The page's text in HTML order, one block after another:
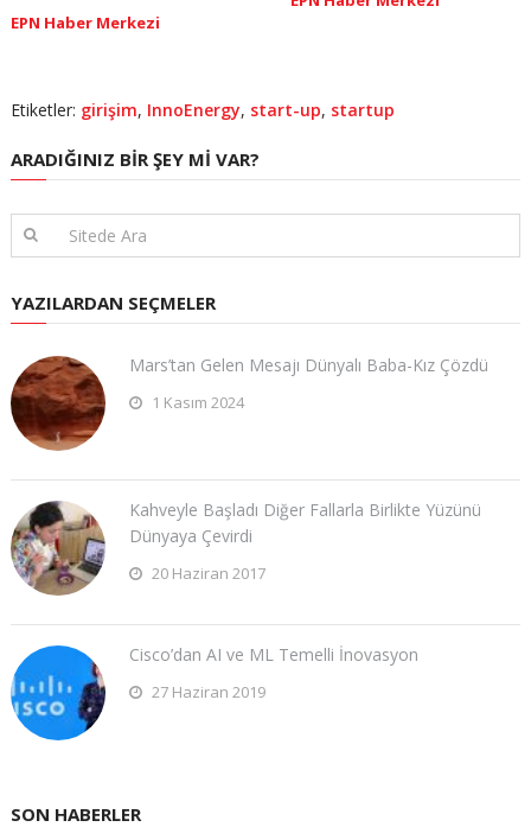
EPN Haber Merkezi
Etiketler: girişim, InnoEnergy, start-up, startup
ARADIĞINIZ BIR ŞEY MI VAR?
YAZILARDAN SEÇMELER
Mars’tan Gelen Mesajı Dünyalı Baba-Kız Çözdü
1 Kasım 2024
Kahveyle Başladı Diğer Fallarla Birlikte Yüzünü
Dünyaya Çevirdi
20 Haziran 2017
Cisco’dan AI ve ML Temelli İnovasyon
27 Haziran 2019
SON HABERLER